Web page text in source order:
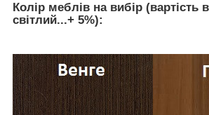
Колір меблів на вибір (вартість
світлий...+ 5%):